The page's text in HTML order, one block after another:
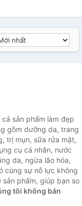
sản phẩm làm đẹp
gồm dưỡng da, trang
trị mụn, sữa rửa mặt,
cụ cá nhân, nước
da, ngừa lão hóa,
cùng sự nỗ lực không
phẩm, giúp bạn so
tôi không bán